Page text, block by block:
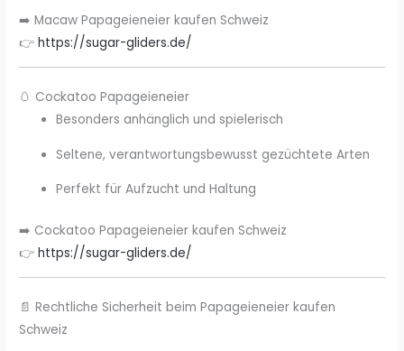
➡️ Macaw Papageieneier kaufen Schweiz
👉https://sugar-gliders.de/
🥚 Cockatoo Papageieneier
Besonders anhänglich und spielerisch
Seltene, verantwortungsbewusst gezüchtete Arten
Perfekt für Aufzucht und Haltung
➡️ Cockatoo Papageieneier kaufen Schweiz
👉https://sugar-gliders.de/
📄 Rechtliche Sicherheit beim Papageieneier kaufen
Schweiz